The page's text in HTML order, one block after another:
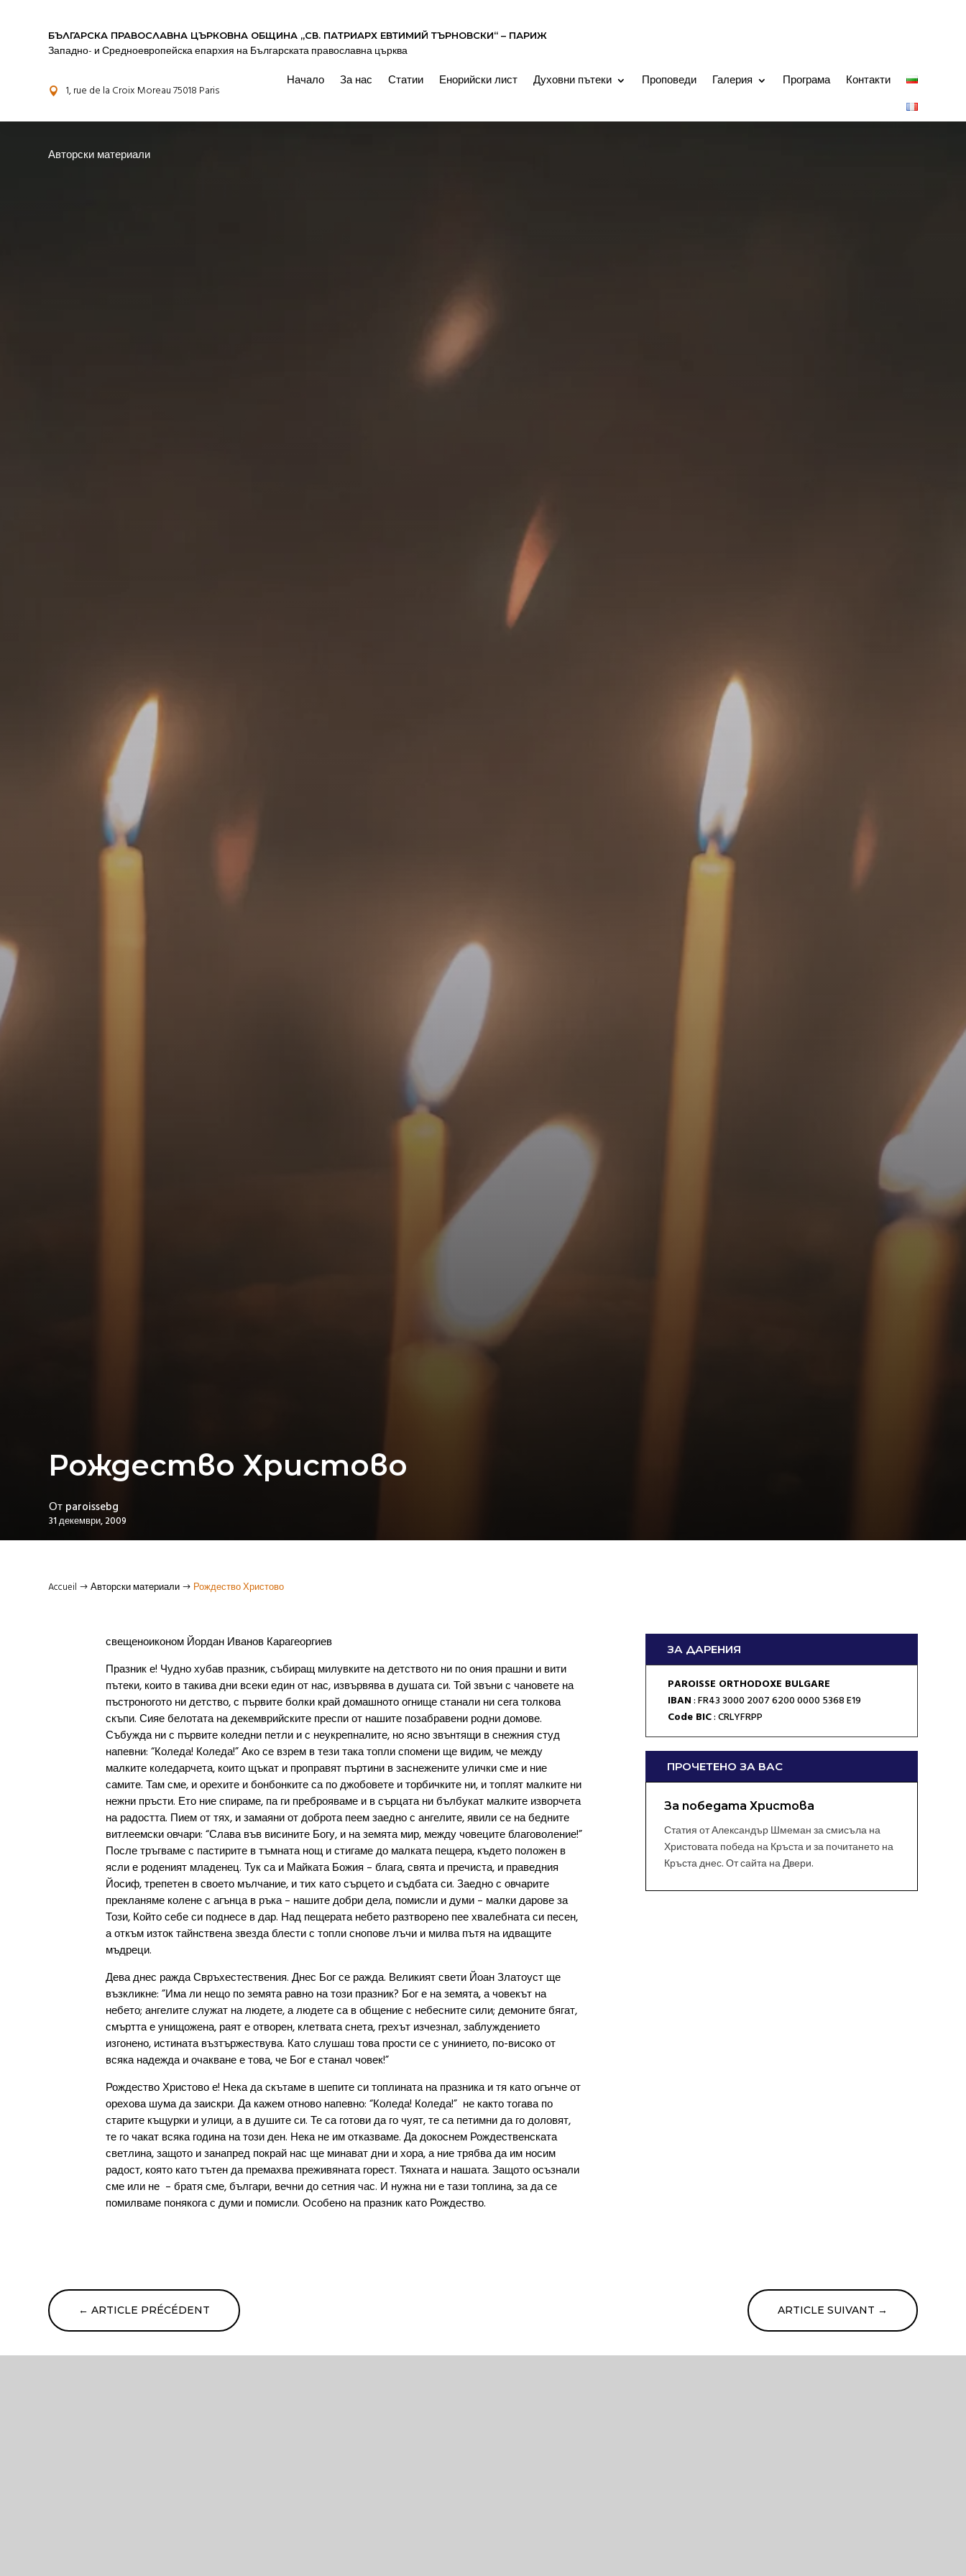
БЪЛГАРСКА ПРАВОСЛАВНА ЦЪРКОВНА OБЩИНА „СВ. ПАТРИАРХ ЕВТИМИЙ ТЪРНОВСКИ“ – ПАРИЖ
Западно- и Средноевропейска епархия на Българската православна църква
 1, rue de la Croix Moreau 75018 Paris
Начало За нас Статии Енорийски лист Духовни пътеки Проповеди Галерия Програма Контакти
Авторски материали
Рождество Христово
От paroissebg
31 декември, 2009
Accueil $ Авторски материали $ Рождество Христово
свещеноиконом Йордан Иванов Карагеоргиев
Празник е! Чудно хубав празник, събиращ милувките на детството ни по ония прашни и вити
пътеки, които в такива дни всеки един от нас, извървява в душата си. Той звъни с чановете на
пъстроногото ни детство, с първите болки край домашното огнище станали ни сега толкова
скъпи. Сияе белотата на декемврийските преспи от нашите позабравени родни домове.
Събужда ни с първите коледни петли и с неукрепналите, но ясно звънтящи в снежния студ
напевни: “Коледа! Коледа!” Ако се взрем в тези така топли спомени ще видим, че между
малките коледарчета, които щъкат и проправят пъртини в заснежените улички сме и ние
самите. Там сме, и орехите и бонбонките са по джобовете и торбичките ни, и топлят малките ни
нежни пръсти. Ето ние спираме, па ги преброяваме и в сърцата ни бълбукат малките изворчета
на радостта. Пием от тях, и замаяни от доброта пеем заедно с ангелите, явили се на бедните
витлеемски овчари: “Слава във висините Богу, и на земята мир, между човеците благоволение!”
После тръгваме с пастирите в тъмната нощ и стигаме до малката пещера, където положен в
ясли е роденият младенец. Тук са и Майката Божия – блага, свята и пречиста, и праведния
Йосиф, трепетен в своето мълчание, и тих като сърцето и съдбата си. Заедно с овчарите
прекланяме колене с агънца в ръка – нашите добри дела, помисли и думи – малки дарове за
Този, Който себе си поднесе в дар. Над пещерата небето разтворено пее хвалебната си песен,
а откъм изток тайнствена звезда блести с топли снопове лъчи и милва пътя на идващите
мъдреци.
Дева днес ражда Свръхестествения. Днес Бог се ражда. Великият свети Йоан Златоуст ще
възкликне: ”Има ли нещо по земята равно на този празник? Бог е на земята, а човекът на
небето; ангелите служат на людете, а людете са в общение с небесните сили; демоните бягат,
смъртта е унищожена, раят е отворен, клетвата снета, грехът изчезнал, заблуждението
изгонено, истината възтържествува. Като слушаш това прости се с унинието, по-високо от
всяка надежда и очакване е това, че Бог е станал човек!”
Рождество Христово е! Нека да скътаме в шепите си топлината на празника и тя като огънче от
орехова шума да заискри. Да кажем отново напевно: “Коледа! Коледа!” не както тогава по
старите къщурки и улици, а в душите си. Те са готови да го чуят, те са петимни да го доловят,
те го чакат всяка година на този ден. Нека не им отказваме. Да докоснем Рождественската
светлина, защото и занапред покрай нас ще минават дни и хора, а ние трябва да им носим
радост, която като тътен да премахва преживяната горест. Тяхната и нашата. Защото осъзнали
сме или не – братя сме, българи, вечни до сетния час. И нужна ни е тази топлина, за да се
помилваме понякога с думи и помисли. Особено на празник като Рождество.
ЗА ДАРЕНИЯ
PAROISSE ORTHODOXE BULGARE
IBAN : FR43 3000 2007 6200 0000 5368 E19
Code BIC: CRLYFRPP
ПРОЧЕТЕНО ЗА ВАС
За победата Христова
Статия от Александър Шмеман за смисъла на
Христовата победа на Кръста и за почитането на
Кръста днес. От сайта на Двери.
←ARTICLE PRÉCÉDENT ARTICLE SUIVANT →